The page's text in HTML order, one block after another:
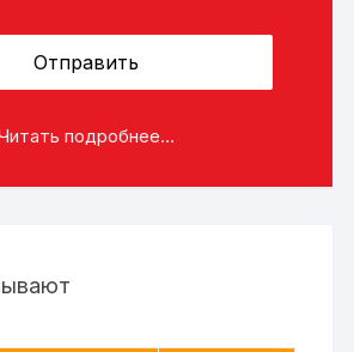
подробнее...